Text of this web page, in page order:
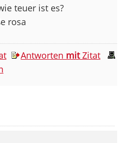
teuer ist es?
rosa
Antworten mitZitat